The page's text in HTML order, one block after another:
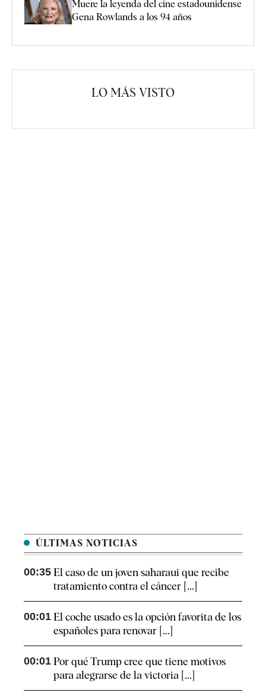
Muere la leyenda del cine estadounidense
Gena Rowlands a los 94 años
LO MÁS VISTO
ÚLTIMAS NOTICIAS
00:35 El caso de un joven saharaui que recibe
tratamiento contra el cáncer [...]
00:01 El coche usado es la opción favorita de los
españoles para renovar [...]
00:01 Por qué Trump cree que tiene motivos
para alegrarse de la victoria [...]